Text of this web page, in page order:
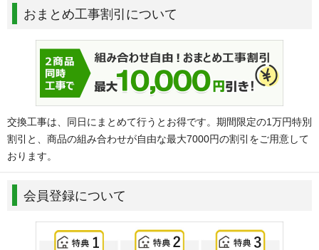
おまとめ工事割引について
交換工事は、同日にまとめて行うとお得です。期間限定の1万円特別
割引と、商品の組み合わせが自由な最大7000円の割引をご用意して
おります。
会員登録について